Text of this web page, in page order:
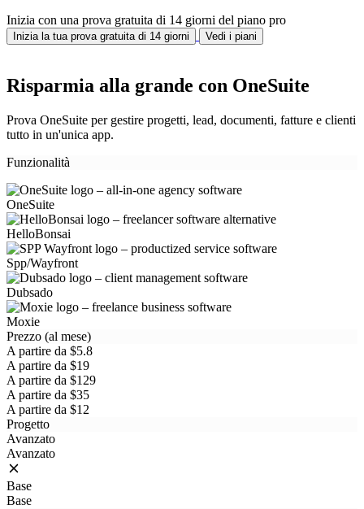
Inizia con una prova gratuita di 14 giorni del piano pro
Inizia la tua prova gratuita di 14 giorni Vedi i piani
Risparmia alla grande con OneSuite
Prova OneSuite per gestire progetti, lead, documenti, fatture e clienti
tutto in un'unica app.
Funzionalità
OneSuite
HelloBonsai
Spp/Wayfront
Dubsado
Moxie
Prezzo (al mese)
A partire da $5.8
A partire da $19
A partire da $129
A partire da $35
A partire da $12
Progetto
Avanzato
Avanzato
Base
Base